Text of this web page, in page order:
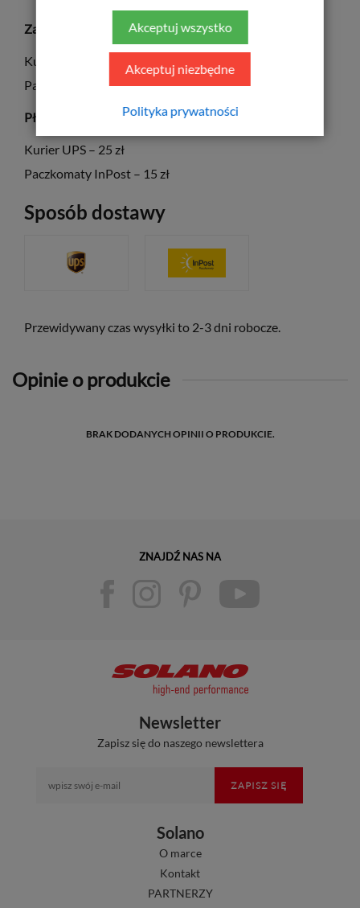
Za pośrednictwem płatności elektronicznych PayU
Kurier UPS – 20 zł
Paczkomaty InPost – 11,50 zł
Płatność za pobraniem
Kurier UPS – 25 zł
Paczkomaty InPost – 15 zł
Sposób dostawy
Przewidywany czas wysyłki to 2-3 dni robocze.
Opinie o produkcie
BRAK DODANYCH OPINII O PRODUKCIE.
ZNAJDŹ NAS NA
Newsletter
Zapisz się do naszego newslettera
ZAPISZ SIĘ
Solano
O marce
Kontakt
PARTNERZY
Akceptuj wszystko
Akceptuj niezbędne
Polityka prywatności